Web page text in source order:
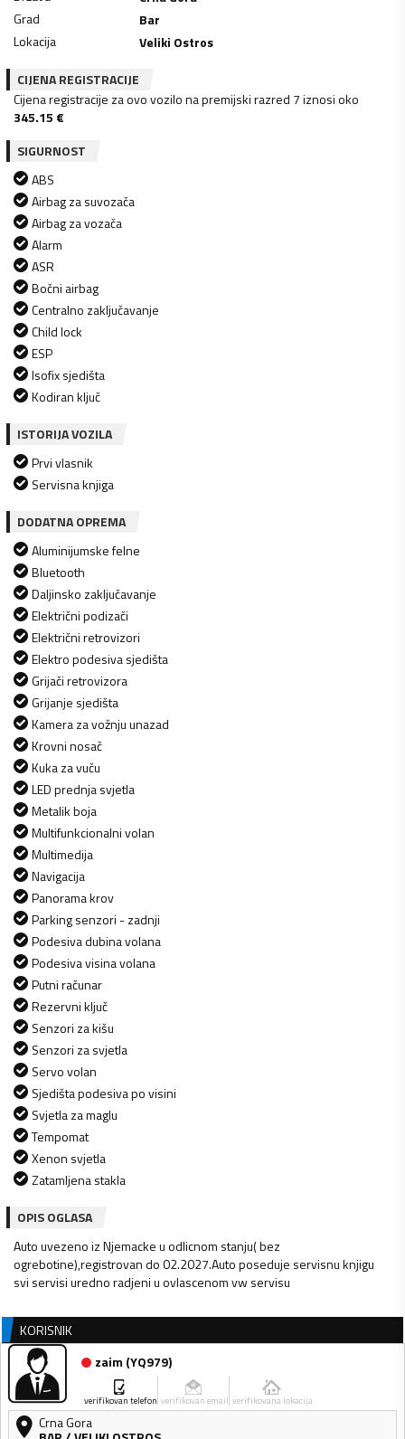
Grad
Bar
Lokacija
Veliki Ostros
CIJENA REGISTRACIJE
Cijena registracije za ovo vozilo na premijski razred 7 iznosi oko
345.15 €
SIGURNOST
ABS
Airbag za suvozača
Airbag za vozača
Alarm
ASR
Bočni airbag
Centralno zaključavanje
Child lock
ESP
Isofix sjedišta
Kodiran ključ
ISTORIJA VOZILA
Prvi vlasnik
Servisna knjiga
DODATNA OPREMA
Aluminijumske felne
Bluetooth
Daljinsko zaključavanje
Električni podizači
Električni retrovizori
Elektro podesiva sjedišta
Grijači retrovizora
Grijanje sjedišta
Kamera za vožnju unazad
Krovni nosač
Kuka za vuču
LED prednja svjetla
Metalik boja
Multifunkcionalni volan
Multimedija
Navigacija
Panorama krov
Parking senzori - zadnji
Podesiva dubina volana
Podesiva visina volana
Putni računar
Rezervni ključ
Senzori za kišu
Senzori za svjetla
Servo volan
Sjedišta podesiva po visini
Svjetla za maglu
Tempomat
Xenon svjetla
Zatamljena stakla
OPIS OGLASA
Auto uvezeno iz Njemacke u odlicnom stanju( bez
ogrebotine),registrovan do 02.2027.Auto poseduje servisnu knjigu
svi servisi uredno radjeni u ovlascenom vw servisu
KORISNIK
zaim (YQ979)
verifikovan telefon verifikovan email verifikovana lokacija
Crna Gora